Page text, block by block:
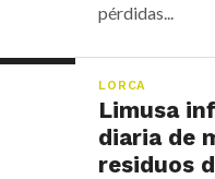
pérdidas...
LORCA
Limusa
diaria de
residuos